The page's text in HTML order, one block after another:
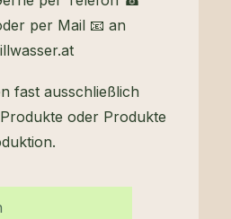
per Mail 📧 an
fast ausschließlich
oder Produkte